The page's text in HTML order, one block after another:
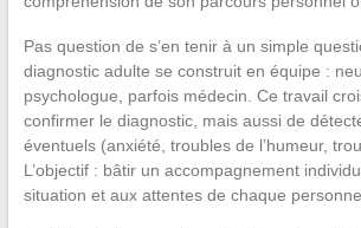
Pas question de s’en tenir à un simple
diagnostic adulte se construit en équipe :
psychologue, parfois médecin. Ce travail
confirmer le diagnostic, mais aussi de
éventuels (anxiété, troubles de l’humeur,
L’objectif : bâtir un accompagnement
situation et aux attentes de chaque personne.